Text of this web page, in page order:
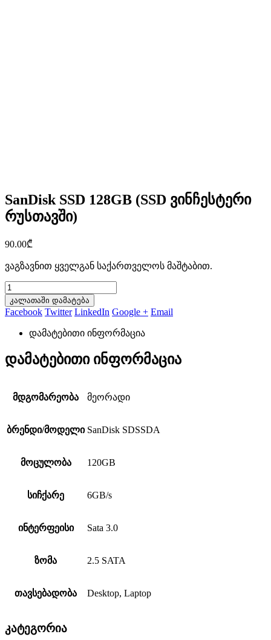
SanDisk SSD 128GB (SSD ვინჩესტერი
რუსთავში)
90.00₾
ვაგზავნით ყველგან საქართველოს მაშტაბით.
კალათაში დამატება
Facebook Twitter LinkedIn Google + Email
დამატებითი ინფორმაცია
დამატებითი ინფორმაცია
მდგომარეობა მეორადი
ბრენდი/მოდელი SanDisk SDSSDA
მოცულობა 120GB
სიჩქარე 6GB/s
ინტერფეისი Sata 3.0
ზომა 2.5 SATA
თავსებადობა Desktop, Laptop
კატეგორია